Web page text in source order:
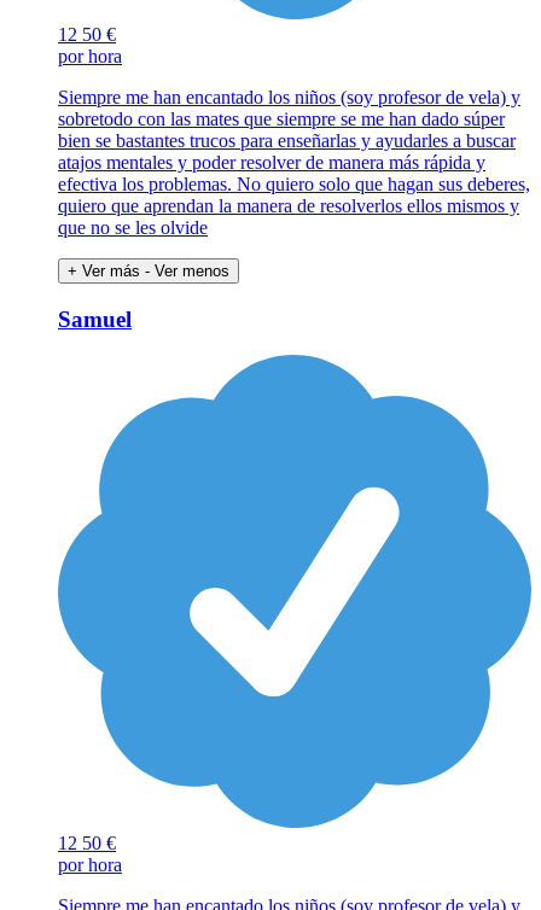
12 50 €
por hora
Siempre me han encantado los niños (soy profesor de vela) y
sobretodo con las mates que siempre se me han dado súper
bien se bastantes trucos para enseñarlas y ayudarles a buscar
atajos mentales y poder resolver de manera más rápida y
efectiva los problemas. No quiero solo que hagan sus deberes,
quiero que aprendan la manera de resolverlos ellos mismos y
que no se les olvide
+ Ver más - Ver menos
Samuel
12 50 €
por hora